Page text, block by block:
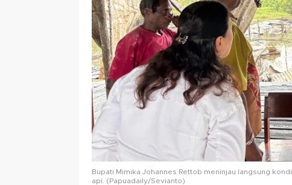
Bupati Mimika Johannes Rettob meninjau langsung
api. (Papuadaily/Sevianto)